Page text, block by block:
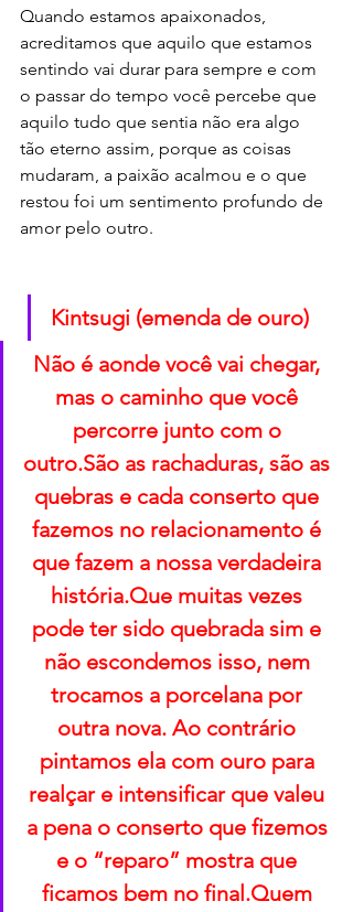
Quando estamos apaixonados,
acreditamos que aquilo que estamos
sentindo vai durar para sempre e com
o passar do tempo você percebe que
aquilo tudo que sentia não era algo
tão eterno assim, porque as coisas
mudaram, a paixão acalmou e o que
restou foi um sentimento profundo de
amor pelo outro.
Kintsugi (emenda de ouro)
Não é aonde você vai chegar,
mas o caminho que você
percorre junto com o
outro.São as rachaduras, são as
quebras e cada conserto que
fazemos no relacionamento é
que fazem a nossa verdadeira
história.Que muitas vezes
pode ter sido quebrada sim e
não escondemos isso, nem
trocamos a porcelana por
outra nova. Ao contrário
pintamos ela com ouro para
realçar e intensificar que valeu
a pena o conserto que fizemos
e o “reparo” mostra que
ficamos bem no final.Quem